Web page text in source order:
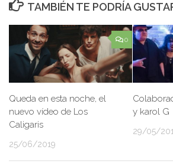
TAMBIÉN TE PODRÍA
0
Queda en esta noche, el
nuevo vídeo de Los
Caligaris
25/06/2019
y karol G
29/05/